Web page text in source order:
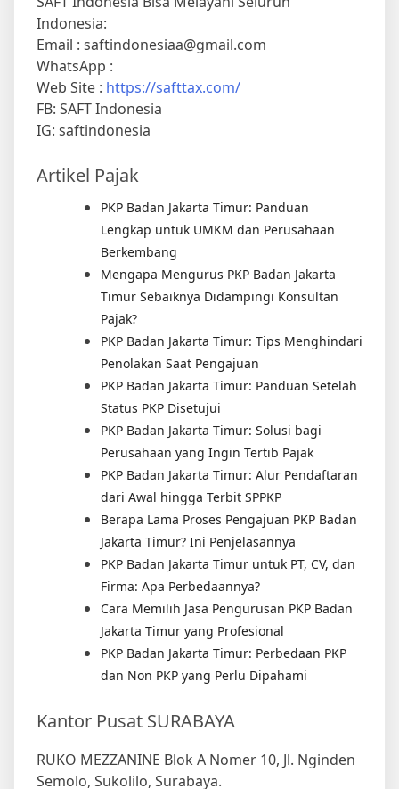
Indonesia:
Email : saftindonesiaa@gmail.com
WhatsApp :
Web Site : https://safttax.com/
FB: SAFT Indonesia
IG: saftindonesia
Artikel Pajak
PKP Badan Jakarta Timur: Panduan
Lengkap untuk UMKM dan Perusahaan
Berkembang
Mengapa Mengurus PKP Badan Jakarta
Timur Sebaiknya Didampingi Konsultan
Pajak?
PKP Badan Jakarta Timur: Tips Menghindari
Penolakan Saat Pengajuan
PKP Badan Jakarta Timur: Panduan Setelah
Status PKP Disetujui
PKP Badan Jakarta Timur: Solusi bagi
Perusahaan yang Ingin Tertib Pajak
PKP Badan Jakarta Timur: Alur Pendaftaran
dari Awal hingga Terbit SPPKP
Berapa Lama Proses Pengajuan PKP Badan
Jakarta Timur? Ini Penjelasannya
PKP Badan Jakarta Timur untuk PT, CV, dan
Firma: Apa Perbedaannya?
Cara Memilih Jasa Pengurusan PKP Badan
Jakarta Timur yang Profesional
PKP Badan Jakarta Timur: Perbedaan PKP
dan Non PKP yang Perlu Dipahami
Kantor Pusat SURABAYA
RUKO MEZZANINE Blok A Nomer 10, Jl. Nginden
Semolo, Sukolilo, Surabaya.